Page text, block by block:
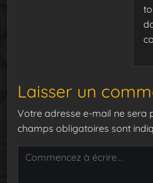
Laisser un
Votre adresse e-mail ne sera
champs obligatoires sont